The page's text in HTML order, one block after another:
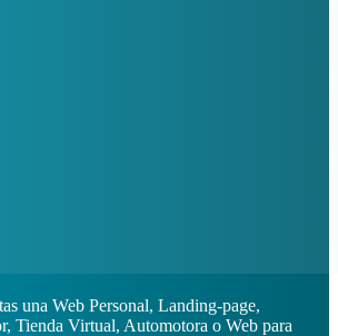
una Web Personal, Landing-page,
Tienda Virtual, Automotora o Web para